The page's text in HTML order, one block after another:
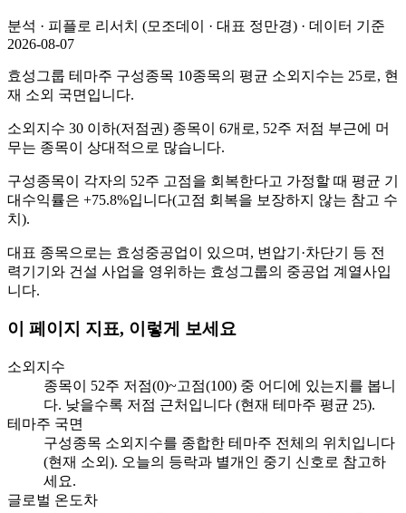
분석 · 피플로 리서치 (모조데이 · 대표 정만경) · 데이터 기준
2026-08-07
효성그룹 테마주 구성종목 10종목의 평균 소외지수는 25로, 현
재 소외 국면입니다.
소외지수 30 이하(저점권) 종목이 6개로, 52주 저점 부근에 머
무는 종목이 상대적으로 많습니다.
구성종목이 각자의 52주 고점을 회복한다고 가정할 때 평균 기
대수익률은 +75.8%입니다(고점 회복을 보장하지 않는 참고 수
치).
대표 종목으로는 효성중공업이 있으며, 변압기·차단기 등 전
력기기와 건설 사업을 영위하는 효성그룹의 중공업 계열사입
니다.
이 페이지 지표, 이렇게 보세요
소외지수
종목이 52주 저점(0)~고점(100) 중 어디에 있는지를 봅니
다. 낮을수록 저점 근처입니다 (현재 테마주 평균 25).
테마주 국면
구성종목 소외지수를 종합한 테마주 전체의 위치입니다
(현재 소외). 오늘의 등락과 별개인 중기 신호로 참고하
세요.
글로벌 온도차